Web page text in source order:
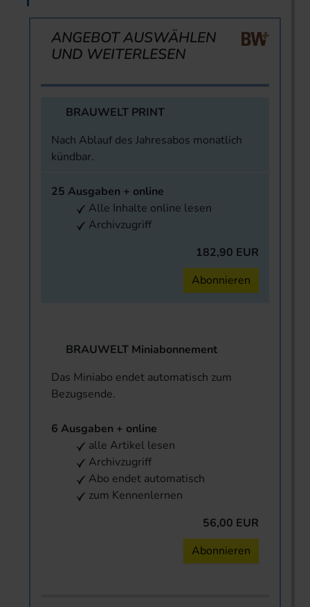
ANGEBOT AUSWÄHLEN
UND WEITERLESEN
BRAUWELT PRINT
Nach Ablauf des Jahresabos monatlich
kündbar.
25 Ausgaben + online
Alle Inhalte online lesen
Archivzugriff
182,90 EUR
Abonnieren
BRAUWELT Miniabonnement
Das Miniabo endet automatisch zum
Bezugsende.
6 Ausgaben + online
alle Artikel lesen
Archivzugriff
Abo endet automatisch
zum Kennenlernen
56,00 EUR
Abonnieren